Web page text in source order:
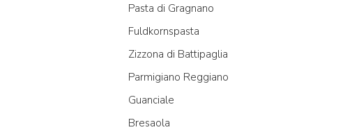
Pasta di Gragnano
Fuldkornspasta
Zizzona di Battipaglia
Parmigiano Reggiano
Guanciale
Bresaola